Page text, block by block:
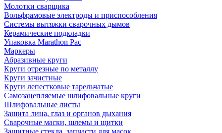
Молотки сварщика
Вольфрамовые электроды и приспособления
Системы вытяжки сварочных дымов
Керамические подкладки
Упаковка Marathon Pac
Маркеры
Абразивные круги
Круги отрезные по металлу
Круги зачистные
Круги лепестковые тарельчатые
Самозацепляемые шлифовальные круги
Шлифовальные листы
Защита лица, глаз и органов дыхания
Сварочные маски, шлемы и щитки
Защитные стекла, запчасти для масок